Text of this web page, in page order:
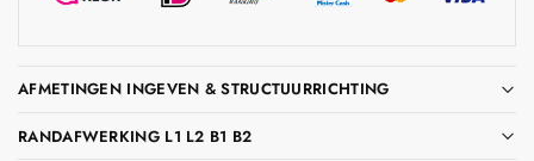
AFMETINGEN INGEVEN & STRUCTUURRICHTING
RANDAFWERKING L1 L2 B1 B2